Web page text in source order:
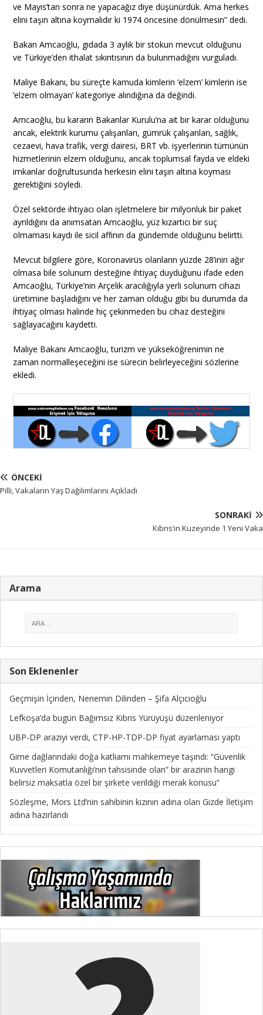
ve Mayıs’tan sonra ne yapacağız diye düşünürdük. Ama herkes
elini taşın altına koymalıdır ki 1974 öncesine dönülmesin” dedi.
Bakan Amcaoğlu, gıdada 3 aylık bir stokun mevcut olduğunu
ve Türkiye’den ithalat sıkıntısının da bulunmadığını vurguladı.
Maliye Bakanı, bu süreçte kamuda kimlerin ‘elzem’ kimlerin ise
‘elzem olmayan’ kategoriye alındığına da değindi.
Amcaoğlu, bu kararın Bakanlar Kurulu’na ait bir karar olduğunu
ancak, elektrik kurumu çalışanları, gümrük çalışanları, sağlık,
cezaevi, hava trafik, vergi dairesi, BRT vb. işyerlerinin tümünün
hizmetlerinin elzem olduğunu, ancak toplumsal fayda ve eldeki
imkanlar doğrultusunda herkesin elini taşın altına koyması
gerektiğini söyledi.
Özel sektörde ihtiyacı olan işletmelere bir milyonluk bir paket
ayrıldığını da anımsatan Amcaoğlu, yüz kızartıcı bir suç
olmaması kaydı ile sicil affının da gündemde olduğunu belirtti.
Mevcut bilgilere göre, Koronavirüs olanların yüzde 28’inin ağır
olmasa bile solunum desteğine ihtiyaç duyduğunu ifade eden
Amcaoğlu, Türkiye’nin Arçelik aracılığıyla yerli solunum cihazı
üretimine başladığını ve her zaman olduğu gibi bu durumda da
ihtiyaç olması halinde hiç çekinmeden bu cihaz desteğini
sağlayacağını kaydetti.
Maliye Bakanı Amcaoğlu, turizm ve yükseköğrenimin ne
zaman normalleşeceğini ise sürecin belirleyeceğini sözlerine
ekledi.
ÖNCEKI
Pilli, Vakaların Yaş Dağılımlarını Açıkladı
SONRAKI
Kıbrıs’ın Kuzeyinde 1 Yeni Vaka
Arama
Son Eklenenler
Geçmişin İçinden, Nenemin Dilinden – Şifa Alçıcıoğlu
Lefkoşa’da bugün Bağımsız Kıbrıs Yürüyüşü düzenleniyor
UBP-DP araziyi verdi, CTP-HP-TDP-DP fiyat ayarlaması yaptı
Girne dağlarındaki doğa katliamı mahkemeye taşındı: “Güvenlik
Kuvvetleri Komutanlığı’nın tahsisinde olan” bir arazinin hangi
belirsiz maksatla özel bir şirkete verildiği merak konusu”
Sözleşme, Mors Ltd’nin sahibinin kızının adına olan Gizde İletişim
adına hazırlandı